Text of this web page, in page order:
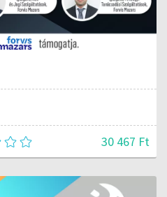
30 467 Ft